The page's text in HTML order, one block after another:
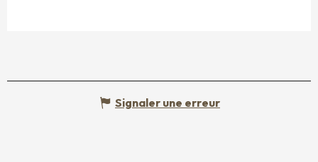
Signaler une erreur